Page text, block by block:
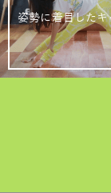
姿勢に着目したキ